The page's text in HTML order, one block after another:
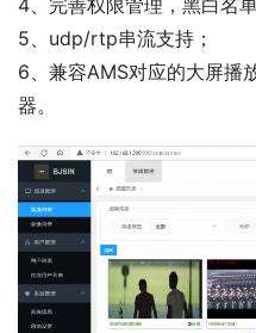
5、udp/rtp串流支持；
6、兼容AMS对应的大屏播
器。